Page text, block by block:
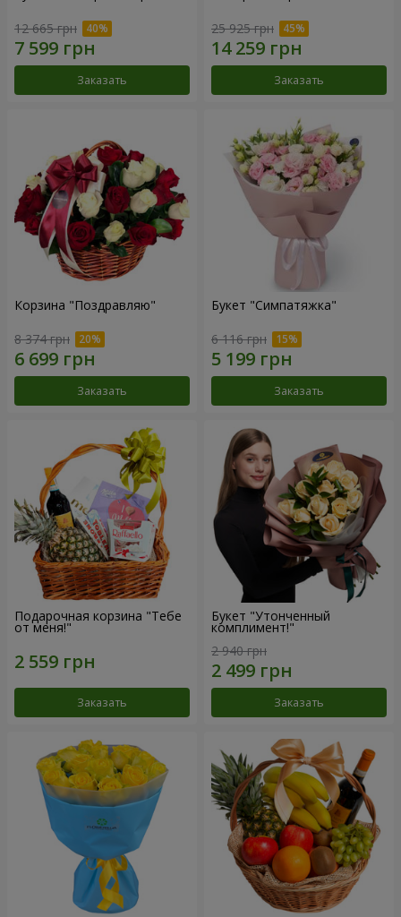
12 665 грн
Заказать
25 925 грн
Заказать
Корзина "Поздравляю"
8 374 грн
Заказать
Букет "Симпатяжка"
6 116 грн
Заказать
Подарочная корзина "Тебе
от меня!"
Заказать
Букет "Утонченный
комплимент!"
2 940 грн
Заказать